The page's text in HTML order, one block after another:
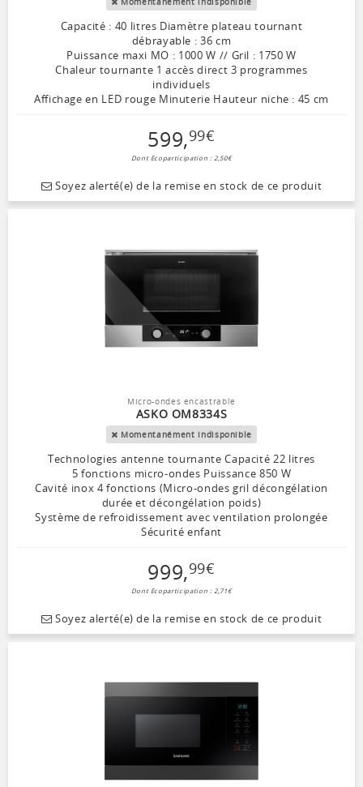
Capacité : 40 litres Diamètre plateau tournant
débrayable : 36 cm
Puissance maxi MO : 1000 W // Gril : 1750 W
Chaleur tournante 1 accès direct 3 programmes
individuels
Affichage en LED rouge Minuterie Hauteur niche : 45 cm
599,99€
Dont Ecoparticipation : 2,50€
Soyez alerté(e) de la remise en stock de ce produit
Micro-ondes encastrable
ASKO OM8334S
Momentanément indisponible
Technologies antenne tournante Capacité 22 litres
5 fonctions micro-ondes Puissance 850 W
Cavité inox 4 fonctions (Micro-ondes gril décongélation
durée et décongélation poids)
Système de refroidissement avec ventilation prolongée
Sécurité enfant
999,99€
Dont Ecoparticipation : 2,71€
Soyez alerté(e) de la remise en stock de ce produit